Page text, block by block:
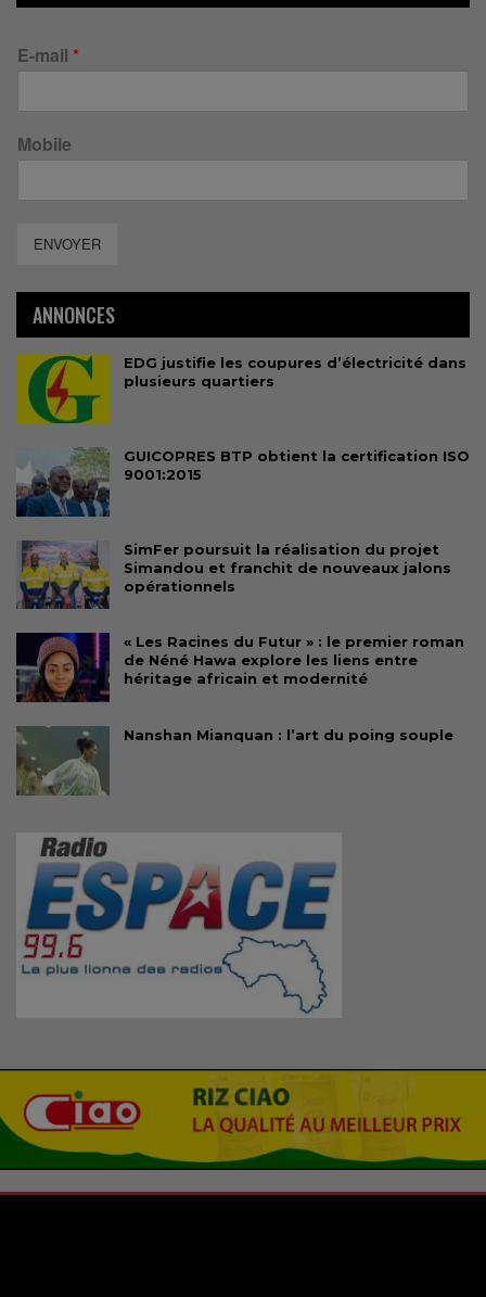
E-mail *
Mobile
ENVOYER
ANNONCES
EDG justifie les coupures d’électricité dans
plusieurs quartiers
GUICOPRES BTP obtient la certification ISO
9001:2015
SimFer poursuit la réalisation du projet
Simandou et franchit de nouveaux jalons
opérationnels
« Les Racines du Futur » : le premier roman
de Néné Hawa explore les liens entre
héritage africain et modernité
Nanshan Mianquan : l’art du poing souple